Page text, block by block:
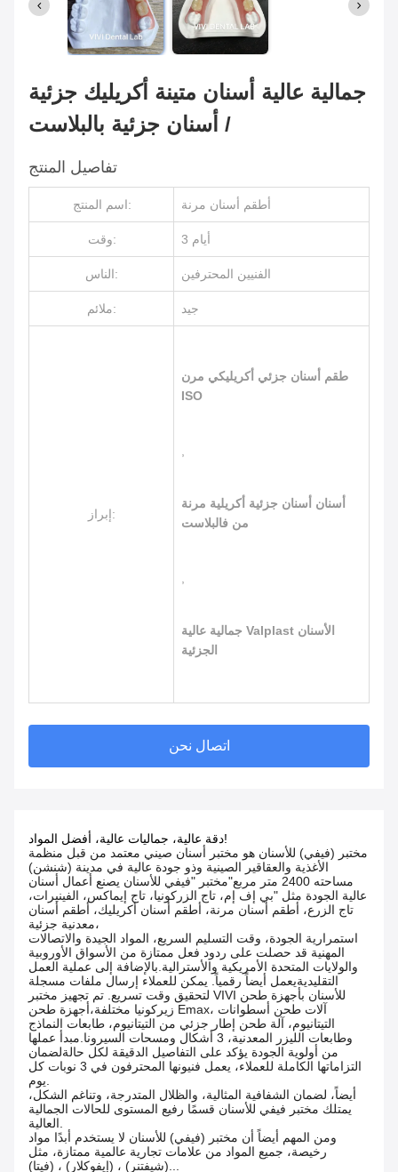
جمالية عالية أسنان متينة أكريليك جزئية
/ أسنان جزئية بالبلاست
تفاصيل المنتج
اسم المنتج: أطقم أسنان مرنة
وقت: 3 أيام
الناس: الفنيين المحترفين
ملائم: جيد
إبراز:
طقم أسنان جزئي أكريليكي مرن
ISO
أسنان أسنان جزئية أكريلية مرنة
من فالبلاست
جمالية عالية Valplast الأسنان
الجزئية
اتصال نحن
دقة عالية، جماليات عالية، أفضل المواد!
مختبر (فيفي) للأسنان هو مختبر أسنان صيني معتمد من قبل منظمة
الأغذية والعقاقير الصينية وذو جودة عالية في مدينة (شنشن)
مساحته 2400 متر مربع"مختبر "فيفي للأسنان يصنع أعمال أسنان
عالية الجودة مثل "بي إف إم، تاج الزركونيا، تاج إيماكس، الفينيرات،
تاج الزرع، أطقم أسنان مرنة، أطقم أسنان أكريليك، أطقم أسنان
معدنية جزئية،
استمرارية الجودة، وقت التسليم السريع، المواد الجيدة والاتصالات
المهنية قد حصلت على ردود فعل ممتازة من الأسواق الأوروبية
والولايات المتحدة الأمريكية والأسترالية.بالإضافة إلى عملية العمل
التقليديةيعمل أيضاً رقمياً. يمكن للعملاء إرسال ملفات مسجلة
لتحقيق وقت تسريع. تم تجهيز مختبر VIVI للأسنان بأجهزة طحن
زيركونيا مختلفة،أجهزة طحن Emax، آلات طحن أسطوانات
التيتانيوم، آلة طحن إطار جزئي من التيتانيوم، طابعات النماذج
وطابعات الليزر المعدنية، 3 أشكال ومسحات السيرونا.مبدأ عملها
من أولوية الجودة يؤكد على التفاصيل الدقيقة لكل حالةلضمان
التزاماتها الكاملة للعملاء، يعمل فنيونها المحترفون في 3 نوبات كل
أيضاً، لضمان الشفافية المثالية، والظلال المتدرجة، وتناغم الشكل،
يمتلك مختبر فيفي للأسنان قسمًا رفيع المستوى للحالات الجمالية
ومن المهم أيضاً أن مختبر (فيفي) للأسنان لا يستخدم أبدًا مواد
رخيصة، جميع المواد من علامات تجارية عالمية ممتازة، مثل